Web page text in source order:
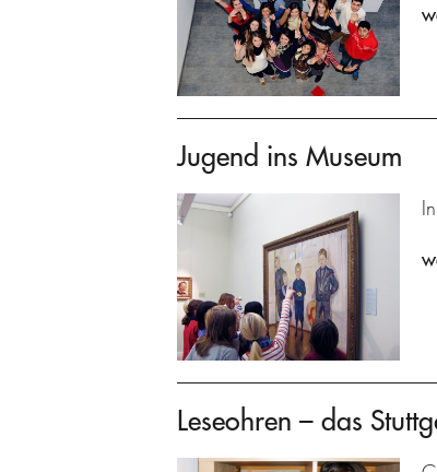
Jugend ins Museum
Leseohren – das